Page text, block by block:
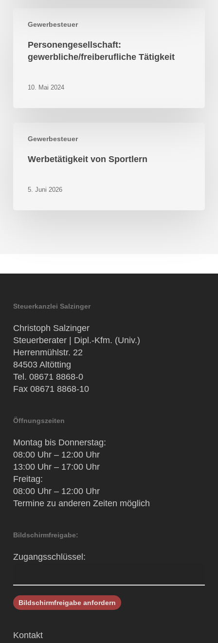
Gewerbesteuer
gewerbliche/freiberufliche
Personengesellschaft:
gewerbliche/freiberufliche Tätigkeit
10. Mai 2024
Gewerbesteuer
Werbetätigkeit von Sportlern
5. Juni 2026
Steuerkanzlei Salzinger
Christoph Salzinger
Steuerberater | Dipl.-Kfm. (Univ.)
Herrenmühlstr. 22
84503 Altötting
Tel. 08671 8868-0
Fax 08671 8868-10
Öffnungszeiten
Montag bis Donnerstag:
08:00 Uhr – 12:00 Uhr
13:00 Uhr – 17:00 Uhr
Freitag:
08:00 Uhr – 12:00 Uhr
Termine zu anderen Zeiten möglich
Bildschirmfreigabe:
Zugangsschlüssel:
Kontakt